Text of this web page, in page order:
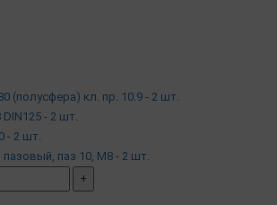
(полусфера) кл. пр. 10.9 - 2 шт.
- 2 шт.
- 2 шт.
пазовый, паз 10, М8 - 2 шт.
+